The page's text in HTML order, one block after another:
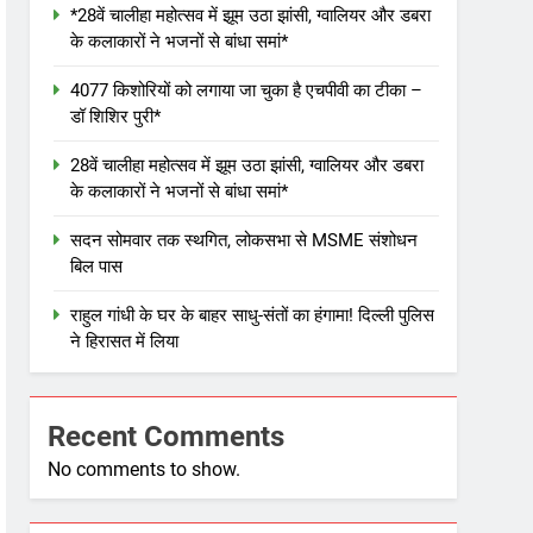
*28वें चालीहा महोत्सव में झूम उठा झांसी, ग्वालियर और डबरा
के कलाकारों ने भजनों से बांधा समां*
4077 किशोरियों को लगाया जा चुका है एचपीवी का टीका –
डॉ शिशिर पुरी*
28वें चालीहा महोत्सव में झूम उठा झांसी, ग्वालियर और डबरा
के कलाकारों ने भजनों से बांधा समां*
सदन सोमवार तक स्थगित, लोकसभा से MSME संशोधन
बिल पास
राहुल गांधी के घर के बाहर साधु-संतों का हंगामा! दिल्ली पुलिस
ने हिरासत में लिया
Recent Comments
No comments to show.